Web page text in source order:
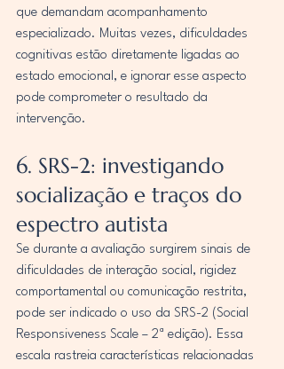
que demandam acompanhamento
especializado. Muitas vezes, dificuldades
cognitivas estão diretamente ligadas ao
estado emocional, e ignorar esse aspecto
pode comprometer o resultado da
intervenção.
6. SRS-2: investigando
socialização e traços do
espectro autista
Se durante a avaliação surgirem sinais de
dificuldades de interação social, rigidez
comportamental ou comunicação restrita,
pode ser indicado o uso da SRS-2 (Social
Responsiveness Scale – 2ª edição). Essa
escala rastreia características relacionadas